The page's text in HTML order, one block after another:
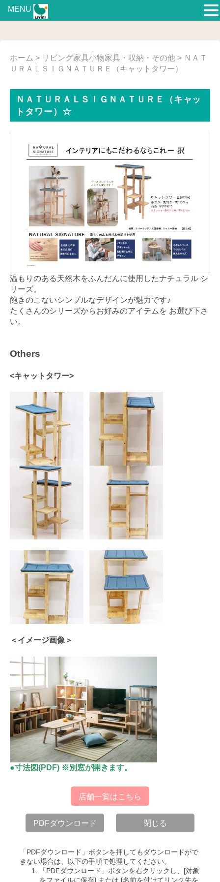
ホーム > リビング家具小物家具・収納・その他 > ＮＡＴ
ＵＲＡＬＳＩＧＮＡＴＵＲＥ（キャットタワー）
ＮＡＴＵＲＡＬＳＩＧＮＡＴＵＲＥ（キャッ
トタワー）☆
温もりのある天然木をふんだんに使用したナチュラル シ
リーズ。
飽きのこないシンプルなデザインが魅力です♪
たくさんのシリーズからお好みのアイテムを お選び下さ
い。
Others
<キャットタワー>
＜イメージ画像＞
●寸法図(PDF) ※別窓が開きます。
店舗一覧はこちら
PDFダウンロード 閉じる
「PDFダウンロード」ボタンを押してもダウンロードがで
きない場合は、以下の手順で処理してください。
「PDFダウンロード」ボタンを右クリックし、[対象
をファイルに保存] または [名前を付けてリンク先を
MENU